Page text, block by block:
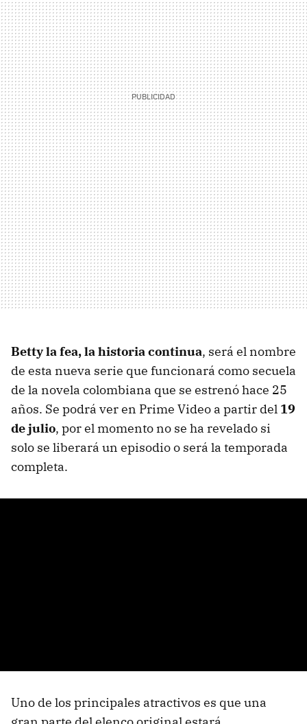
Betty la fea, la historia continua, será el nombre
de esta nueva serie que funcionará como secuela
de la novela colombiana que se estrenó hace 25
años. Se podrá ver en Prime Video a partir del 19
de julio, por el momento no se ha revelado si
solo se liberará un episodio o será la temporada
completa.
Uno de los principales atractivos es que una